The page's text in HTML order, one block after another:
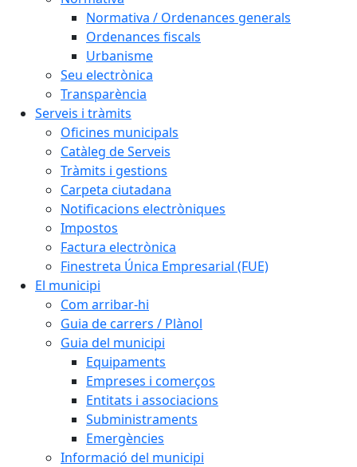
Normativa / Ordenances generals
Ordenances fiscals
Urbanisme
Seu electrònica
Transparència
Serveis i tràmits
Oficines municipals
Catàleg de Serveis
Tràmits i gestions
Carpeta ciutadana
Notificacions electròniques
Impostos
Factura electrònica
Finestreta Única Empresarial (FUE)
El municipi
Com arribar-hi
Guia de carrers / Plànol
Guia del municipi
Equipaments
Empreses i comerços
Entitats i associacions
Subministraments
Emergències
Informació del municipi